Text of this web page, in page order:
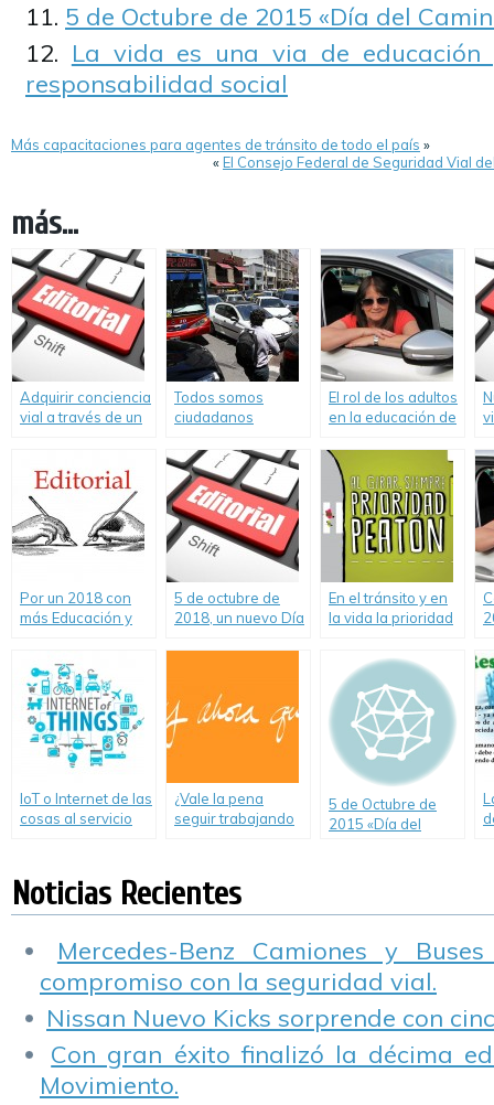
5 de Octubre de 2015 «Día del
La vida es una via de educación
responsabilidad social
Más capacitaciones para agentes de tránsito de todo el país »
«El Consejo Federal de Seguridad Vial
más...
Adquirir conciencia
vial a través de un
Todos somos
ciudadanos
conductores
El rol de los adultos
en la educación de
inseguridad vial
Por un 2018 con
más Educación y
5 de octubre de
2018, un nuevo Día
En el tránsito y en
la vida la prioridad
IoT o Internet de las
cosas al servicio
viales
¿Vale la pena
seguir trabajando
5 de Octubre de
2015 «Día del
Noticias Recientes
Mercedes-Benz Camiones y
compromiso con la seguridad vial.
Nissan Nuevo Kicks sorprende con
Con gran éxito finalizó la décima
Movimiento.